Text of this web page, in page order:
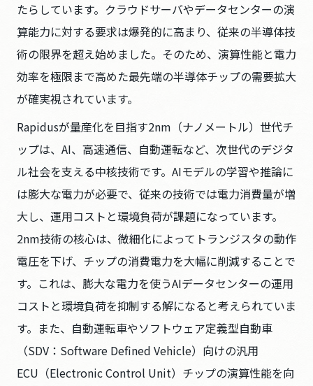
たらしています。クラウドサーバやデータセンターの演
算能力に対する要求は爆発的に高まり、従来の半導体技
術の限界を超え始めました。そのため、演算性能と電力
効率を極限まで高めた最先端の半導体チップの需要拡大
が確実視されています。
Rapidusが量産化を目指す2nm（ナノメートル）世代チ
ップは、AI、高速通信、自動運転など、次世代のデジタ
ル社会を支える中核技術です。AIモデルの学習や推論に
は膨大な電力が必要で、従来の技術では電力消費量が増
大し、運用コストと環境負荷が課題になっています。
2nm技術の核心は、微細化によってトランジスタの動作
電圧を下げ、チップの消費電力を大幅に削減することで
す。これは、膨大な電力を使うAIデータセンターの運用
コストと環境負荷を抑制する解になると考えられていま
す。また、自動運転車やソフトウェア定義型自動車
（SDV：Software Defined Vehicle）向けの汎用
ECU（Electronic Control Unit）チップの演算性能を向